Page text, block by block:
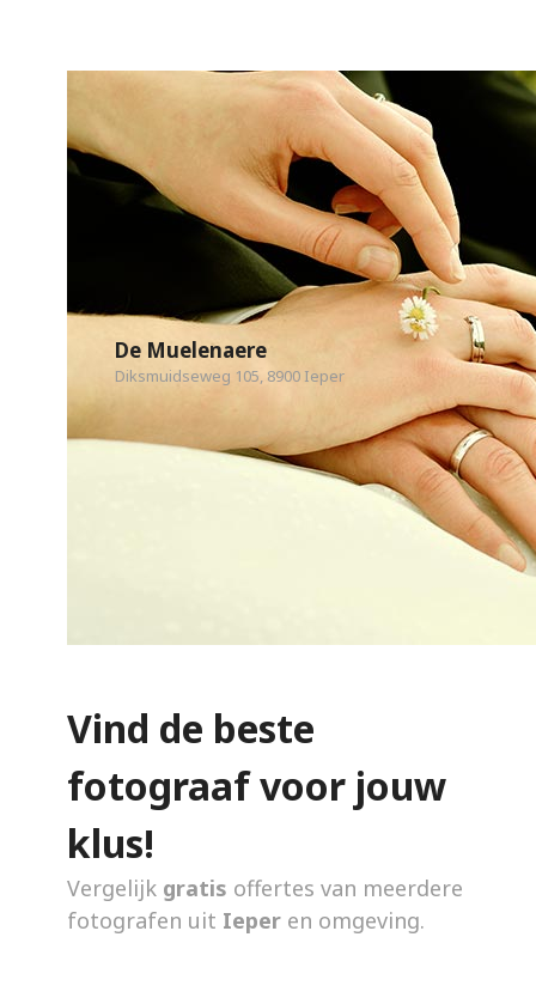
De Muelenaere
Diksmuidseweg 105, 8900 Ieper
Vind de beste
fotograaf voor jouw
klus!
Vergelijk gratis offertes van meerdere
fotografen uit Ieper en omgeving.